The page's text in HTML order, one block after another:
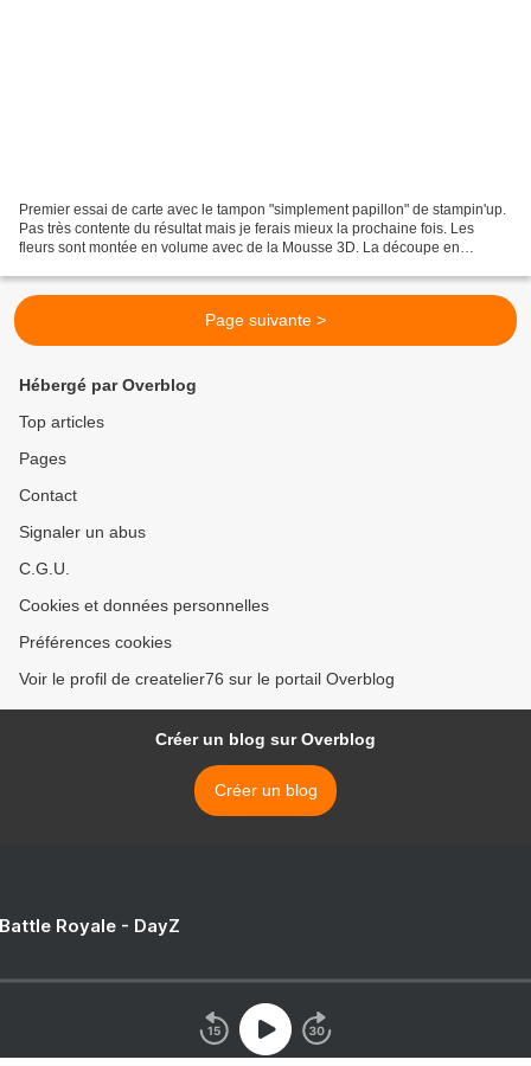
Premier essai de carte avec le tampon "simplement papillon" de stampin'up.
Pas très contente du résultat mais je ferais mieux la prochaine fois. Les
fleurs sont montée en volume avec de la Mousse 3D. La découpe en
Page suivante >
Hébergé par Overblog
Top articles
Pages
Contact
Signaler un abus
C.G.U.
Cookies et données personnelles
Préférences cookies
Voir le profil de createlier76 sur le portail Overblog
Créer un blog sur Overblog
Créer un blog
Royale - DayZ